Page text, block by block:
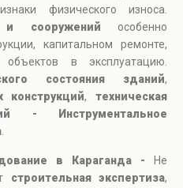
физического износа.
и сооружений особенно
капитальном ремонте,
в эксплуатацию.
состояния зданий,
конструкций,техническая
- Инструментальное
в Караганда -
Не
строительная экспертиза,